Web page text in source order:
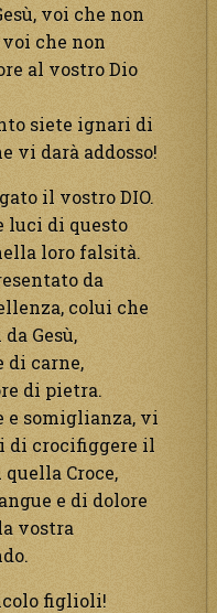
voi che non
che non
al vostro Dio
siete ignari di
vi darà addosso!
il vostro DIO.
luci di questo
loro falsità.
da
colui che
Gesù,
di carne,
di pietra.
somiglianza, vi
di crocifiggere il
Croce,
e di dolore
vostra
figlioli!